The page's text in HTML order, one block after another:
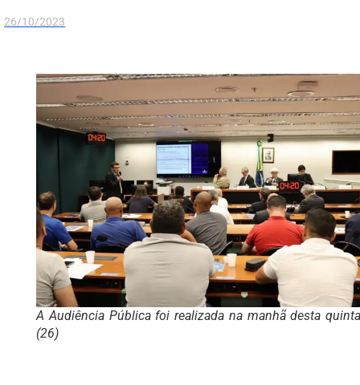
26/10/2023
A Audiência Pública foi realizada na manhã desta
(26)